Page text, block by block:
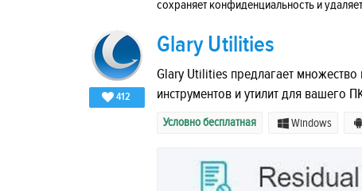
сохраняет конфиденциальность и
412
Glary Utilities
Glary Utilities предлагает
инструментов и утилит для вашего
Условно бесплатная Windows